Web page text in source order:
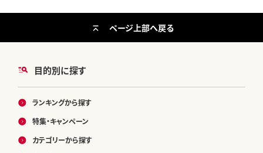
目的別に探す
ランキングから探す
特集・キャンペーン
カテゴリーから探す
ページ上部へ戻る